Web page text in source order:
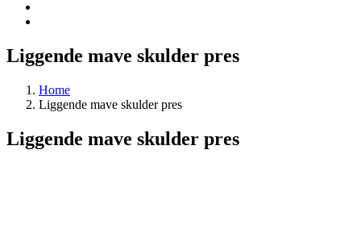
Liggende mave skulder pres
Home
Liggende mave skulder pres
Liggende mave skulder pres